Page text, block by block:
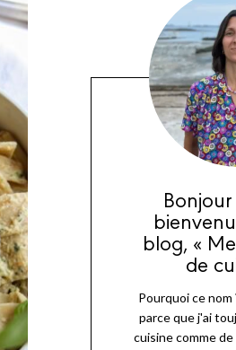
blog, «
de
Pourquoi ce
parce que j'ai
cuisine comme